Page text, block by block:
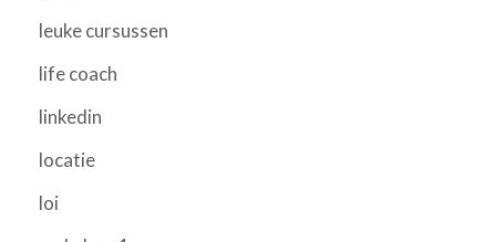
leuke cursussen
life coach
linkedin
locatie
loi